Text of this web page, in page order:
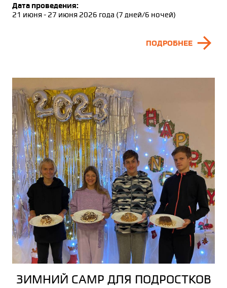
Дата проведения:
21 июня - 27 июня 2026 года (7 дней/6 ночей)
arrow_forward
ЗИМНИЙ CAMP ДЛЯ ПОДРОСТКОВ